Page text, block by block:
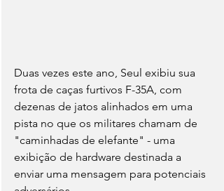
Duas vezes este ano, Seul exibiu sua
frota de caças furtivos F-35A, com
dezenas de jatos alinhados em uma
pista no que os militares chamam de
"caminhadas de elefante" - uma
exibição de hardware destinada a
enviar uma mensagem para potenciais